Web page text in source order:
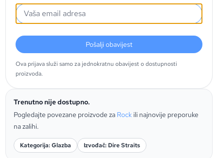
Pošalji obavijest
Ova prijava služi samo za jednokratnu obavijest o dostupnosti
proizvoda.
Trenutno nije dostupno.
Pogledajte povezane proizvode za Rock ili najnovije preporuke
na zalihi.
Kategorija: Glazba Izvođač: Dire Straits